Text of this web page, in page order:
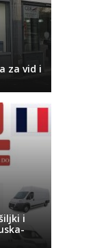
za vid i
i